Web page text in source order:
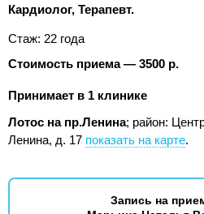
Кардиолог, Терапевт.
Стаж: 22 года
Стоимость приема — 3500 р.
Принимает в 1 клинике
Лотос на пр.Ленина; район:
Ленина, д. 17 показать на карте.
Запись на